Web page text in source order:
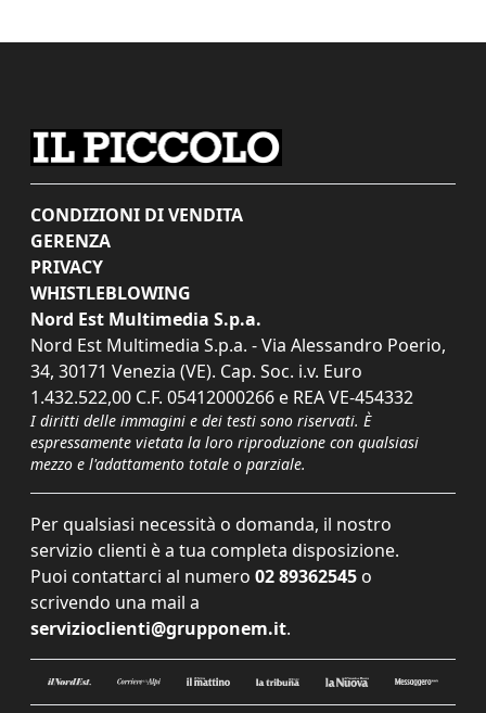
CONDIZIONI DI VENDITA
GERENZA
PRIVACY
WHISTLEBLOWING
Nord Est Multimedia S.p.a.
Nord Est Multimedia S.p.a. - Via Alessandro Poerio,
34, 30171 Venezia (VE). Cap. Soc. i.v. Euro
1.432.522,00 C.F. 05412000266 e REA VE-454332
I diritti delle immagini e dei testi sono riservati. È
espressamente vietata la loro riproduzione con qualsiasi
mezzo e l'adattamento totale o parziale.
Per qualsiasi necessità o domanda, il nostro
servizio clienti è a tua completa disposizione.
Puoi contattarci al numero 02 89362545 o
scrivendo una mail a
servizioclienti@grupponem.it.